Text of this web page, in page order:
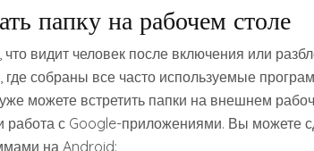
папку на рабочем столе
видит человек после включения или
где собраны все часто используемые
можете встретить папки на внешнем
работа с Google-приложениями. Вы можете
на Android: